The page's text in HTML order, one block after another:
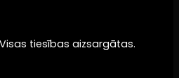
tiesības aizsargātas.